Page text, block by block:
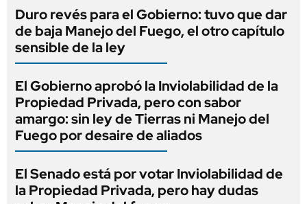
Duro revés para el Gobierno: tuvo que dar
de baja Manejo del Fuego, el otro capítulo
sensible de la ley
El Gobierno aprobó la Inviolabilidad de la
Propiedad Privada, pero con sabor
amargo: sin ley de Tierras ni Manejo del
Fuego por desaire de aliados
El Senado está por votar Inviolabilidad de
la Propiedad Privada, pero hay dudas